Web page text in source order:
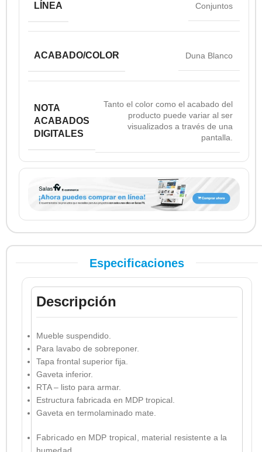
LÍNEA Conjuntos
ACABADO/COLOR Duna Blanco
NOTA
ACABADOS
DIGITALES
Tanto el color como el acabado del
producto puede variar al ser
visualizados a través de una
pantalla.
Especificaciones
Descripción
Mueble suspendido.
Para lavabo de sobreponer.
Tapa frontal superior fija.
Gaveta inferior.
RTA – listo para armar.
Estructura fabricada en MDP tropical.
Gaveta en termolaminado mate.
Fabricado en MDP tropical, material resistente a la
humedad.